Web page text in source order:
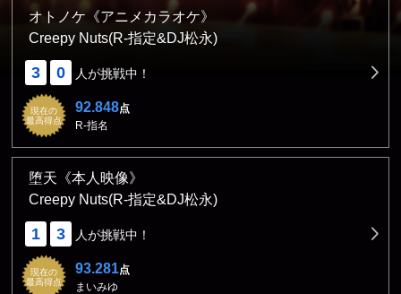
オトノケ《アニメカラオケ》
Creepy Nuts(R-指定&DJ松永)
3 0 人が挑戦中！
現在の
最高得点
92.848点
R-指名
堕天《本人映像》
Creepy Nuts(R-指定&DJ松永)
1 3 人が挑戦中！
現在の
最高得点
93.281点
まいみゆ